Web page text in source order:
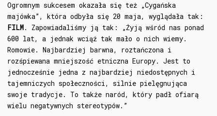
Ogromnym sukcesem okazała się też „Cygańska
majówka”, która odbyła się 20 maja, wyglądała tak:
FILM. Zapowiadaliśmy ją tak: „Żyją wśród nas ponad
600 lat, a jednak wciąż tak mało o nich wiemy.
Romowie. Najbardziej barwna, roztańczona i
rozśpiewana mniejszość etniczna Europy. Jest to
jednocześnie jedna z najbardziej niedostępnych i
tajemniczych społeczności, silnie pielęgnująca
swoje tradycje. To także naród, który padł ofiarą
wielu negatywnych stereotypów.”